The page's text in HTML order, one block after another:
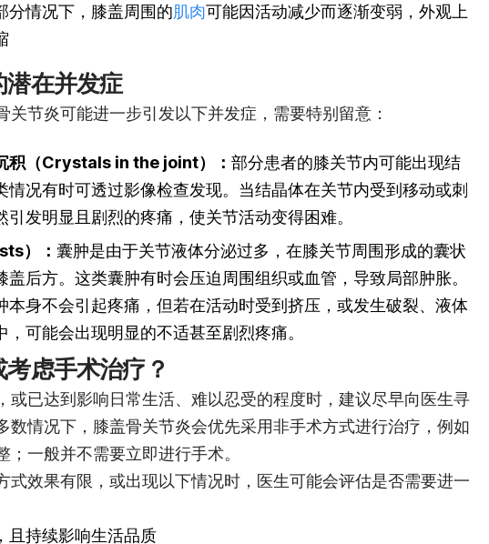
分情况下，膝盖周围的肌肉可能因活动减少而逐渐变弱，外观上
潜在并发症
关节炎可能进一步引发以下并发症，需要特别留意：
积（Crystals in the joint）： 部分患者的膝关节内可能出现结
情况有时可透过影像检查发现。当结晶体在关节内受到移动或刺
引发明显且剧烈的疼痛，使关节活动变得困难。
）： 囊肿是由于关节液体分泌过多，在膝关节周围形成的囊状
盖后方。这类囊肿有时会压迫周围组织或血管，导致局部肿胀。
本身不会引起疼痛，但若在活动时受到挤压，或发生破裂、液体
，可能会出现明显的不适甚至剧烈疼痛。
虑手术治疗？
或已达到影响日常生活、难以忍受的程度时，建议尽早向医生寻
数情况下，膝盖骨关节炎会优先采用非手术方式进行治疗，例如
；一般并不需要立即进行手术。
式效果有限，或出现以下情况时，医生可能会评估是否需要进一
且持续影响生活品质